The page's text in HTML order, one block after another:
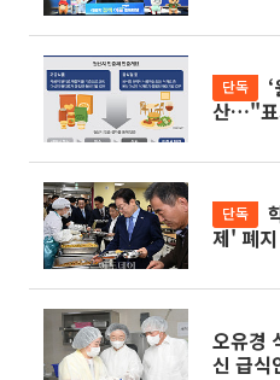
단독
산…"표
단독
제' 폐
오유경
신 급식